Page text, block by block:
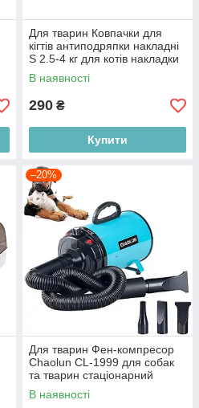
Для тварин Ковпачки для
кігтів антиподряпки накладні
S 2.5-4 кг для котів накладки
на кігті пластикові Польща
В наявності
290 ₴
Купити
–20%
Для тварин Фен-компресор
Chaolun CL-1999 для собак
та тварин стаціонарний
потужність 2800Вт 72м/с
Польща
В наявності